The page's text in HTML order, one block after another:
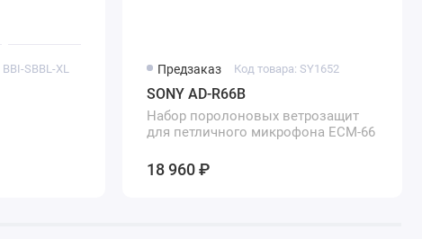
SBBL-XL Предзаказ Код товара: SY1652
SONY AD-R66B
Набор поролоновых ветрозащит
для петличного микрофона ECM-66
18 960 ₽